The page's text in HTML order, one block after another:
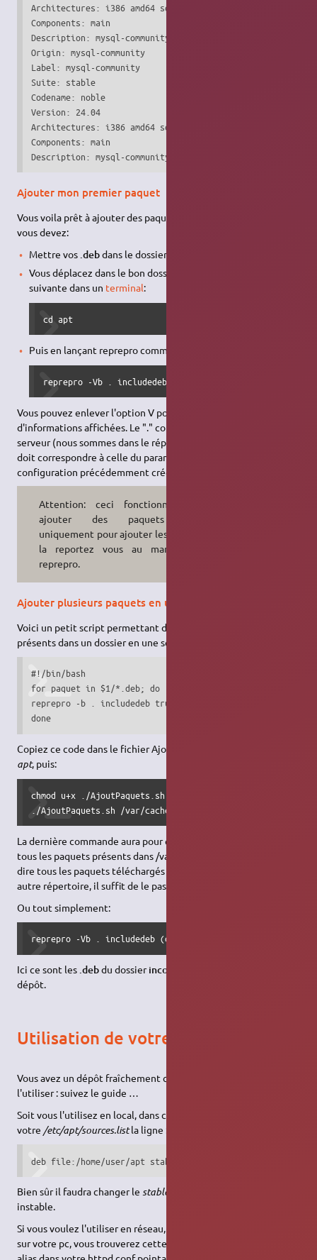
Architectures: i386 amd64 source
Components: main
Description: mysql-community
Origin: mysql-community
Label: mysql-community
Suite: stable
Codename: noble
Version: 24.04
Architectures: i386 amd64 source
Components: main
Description: mysql-community
Ajouter mon premier paquet
Vous voila prêt à ajouter des paquets à votre dépôt. Pour cela
vous devez:
Mettre vos .debdans le dossier
Vous déplacez dans le bon dossier, en entrant la commande
suivante dans un terminal:
cd apt
Puis en lançant reprepro comme ceci:
reprepro -Vb . includedeb (distribution) incoming/
Vous pouvez enlever l'option V pour qu'il y ait moins
d'informations affichées. Le "." correspond à la racine de votre
serveur (nous sommes dans le répertoire
doit correspondre à celle du paramètre
configuration précédemment créé.
Attention: ceci fonctionne pour
ajouter des paquets .deb
uniquement pour ajouter les sources
la reportez vous au manuel de
reprepro.
Ajouter plusieurs paquets en une fois
Voici un petit script permettant d'ajouter tous les paquets
présents dans un dossier en une seule commande :)
#!/bin/bash
for paquet in $1/*.deb; do
reprepro -b . includedeb trusty $paquet;
done
Copiez ce code dans le fichier AjoutPaquets.sh dans le dossier
apt, puis:
chmod u+x ./AjoutPaquets.sh
./AjoutPaquets.sh /var/cache/apt/archives
La dernière commande aura pour effet d'ajouter à votre dépôt
tous les paquets présents dans /var/cache/apt/archives, c'est à
dire tous les paquets téléchargés récemment. Pour inclure un
autre répertoire, il suffit de le passer en argument au script.
Ou tout simplement:
reprepro -Vb . includedeb (distribution) incoming/*.deb
Ici ce sont les.debdu dossierincoming
dépôt.
Utilisation de votre dépôt
Vous avez un dépôt fraîchement créé, mais vous voudriez bien
l'utiliser : suivez le guide …
Soit vous l'utilisez en local, dans ce cas il vous suffit d'ajouter à
votre /etc/apt/sources.listla ligne :
deb file:/home/user/apt stable main contrib non-free
Bien sûr il faudra changer le stable
instable.
Si vous voulez l'utiliser en réseau, il vous faudra un serveur web
sur votre pc, vous trouverez cette procédure